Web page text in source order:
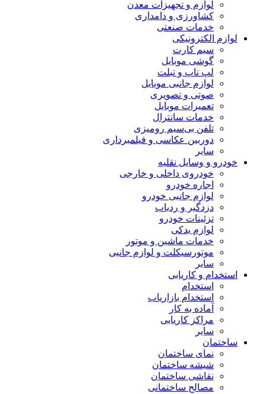
لوازم و تجهیزات معدن
کشاورزی و دامداری
خدمات صنعتی
لوازم الکترونیکی
سیم کارت
گوشی موبایل
لپ تاپ و تبلت
لوازم جانبی موبایل
صوتی و تصویری
تعمیرات موبایل
خدمات سانترال
تلفن بی‌سیم رومیزی
دوربین عکاسی و فیلمبرداری
سایر
خودرو و وسایل نقلیه
خودروی داخلی و خارجی
اجاره خودرو
لوازم جانبی خودرو
دزدگیر و ردیاب
تزئینات خودرو
لوازم یدکی
خدمات ماشین و موتور
موتورسیکلت و لوازم جانبی
سایر
استخدام و کاریابی
استخدام
استخدام بازاریاب
آماده به کار
مراکز کاریابی
سایر
ساختمان
نمای ساختمان
شیشه ساختمان
نقاشی ساختمان
مصالح ساختمانی